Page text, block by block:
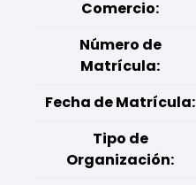
Comercio:
Número de
Matrícula:
Fecha de Matrícula:
Tipo de
Organización: